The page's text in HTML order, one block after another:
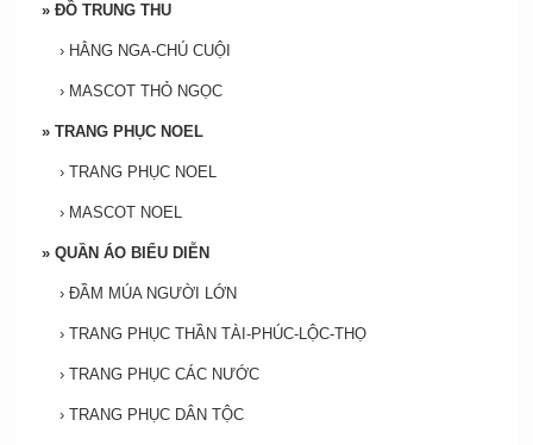
» ĐỒ TRUNG THU
› HẰNG NGA-CHÚ CUỘI
› MASCOT THỎ NGỌC
» TRANG PHỤC NOEL
› TRANG PHỤC NOEL
› MASCOT NOEL
» QUẦN ÁO BIỂU DIỄN
› ĐẦM MÚA NGƯỜI LỚN
› TRANG PHỤC THẦN TÀI-PHÚC-LỘC-THỌ
› TRANG PHỤC CÁC NƯỚC
› TRANG PHỤC DÂN TỘC